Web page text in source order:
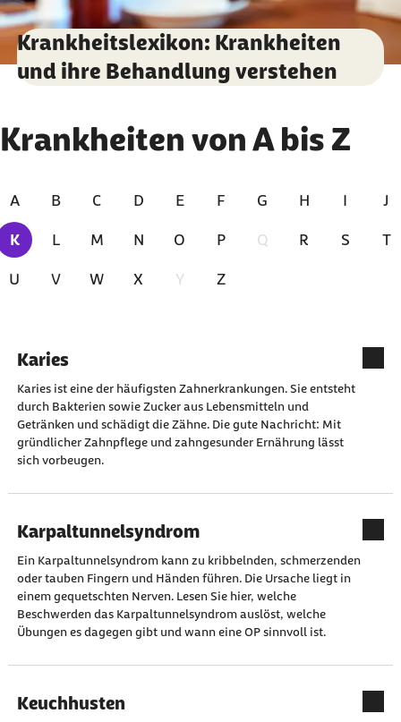
Krankheitslexikon: Krankheiten
und ihre Behandlung verstehen
Krankheiten von A bis Z
Zu den Ergebnissen springen
A B C D E F G H I J
K
Zur Zeit ausgewählt
L M N O P Q R S T
U V W X Y Z
Karies
Karies ist eine der häufigsten Zahnerkrankungen. Sie entsteht
durch Bakterien sowie Zucker aus Lebensmitteln und
Getränken und schädigt die Zähne. Die gute Nachricht: Mit
gründlicher Zahnpflege und zahngesunder Ernährung lässt
sich vorbeugen.
Karpaltunnelsyndrom
Ein Karpaltunnelsyndrom kann zu kribbelnden, schmerzenden
oder tauben Fingern und Händen führen. Die Ursache liegt in
einem gequetschten Nerven. Lesen Sie hier, welche
Beschwerden das Karpaltunnelsyndrom auslöst, welche
Übungen es dagegen gibt und wann eine OP sinnvoll ist.
Keuchhusten